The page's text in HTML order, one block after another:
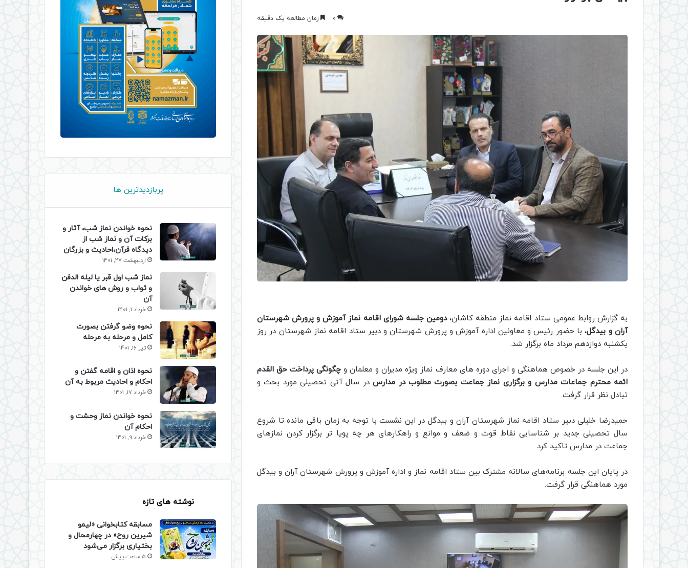
0 زمان مطالعه یک دقیقه
به گزارش روابط عمومی ستاد اقامه نماز منطقه کاشان،دومین جلسه شورای اقامه نماز آموزش و پرورش شهرستان
آران و بیدگل، با حضور رئیس و معاونین اداره آموزش و پرورش شهرستان و دبیر ستاد اقامه نماز شهرستان در روز
یکشنبه دوازدهم مرداد ماه برگزار شد.
در این جلسه در خصوص هماهنگی و اجرای دوره های معارف نماز ویژه مدیران و معلمان و چگونگی پرداخت حق القدم
ائمه محترم جماعات مدارس و برگزاری نماز جماعت بصورت مطلوب در مدارسدر سال آتی تحصیلی مورد بحث و
تبادل نظر قرار گرفت.
حمیدرضا خلیلی دبیر ستاد اقامه نماز شهرستان آران و بیدگل در این نشست با توجه به زمان باقی مانده تا شروع
سال تحصیلی جدید بر شناسایی نقاط قوت و ضعف و موانع و راهکارهای هر چه پویا تر برگزار کردن نمازهای
جماعت در مدارس تاکید کرد.
در پایان این جلسه برنامه‌های سالانه مشترک بین ستاد اقامه نماز و اداره آموزش و پرورش شهرستان آران و بیدگل
مورد هماهنگی قرار گرفت.
پربازدیدترین ها
نحوه خواندن نماز شب، آثار و
برکات آن و نماز شب از
دیدگاه قرآن،احادیث و بزرگان
اردیبهشت 27, 1401
نماز شب اول قبر یا لیله الدفن
و ثواب و روش های خواندن
آن
خرداد 1, 1401
نحوه وضو گرفتن بصورت
کامل و مرحله به مرحله
تیر 16, 1401
نحوه اذان و اقامه گفتن و
احکام و احادیث مربوط به آن
خرداد 17, 1401
نحوه خواندن نماز وحشت و
احکام آن
خرداد 9, 1401
نوشته های تازه
مسابقه کتابخوانی «لیمو
شیرین روح» در چهارمحال و
بختیاری برگزار می‌شود
5 ساعت پیش